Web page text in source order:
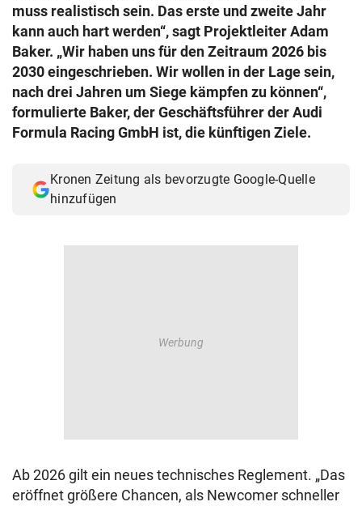
© Krone Multimedia GmbH & Co KG 2026
Muthgasse 2, 1190 Wien
muss realistisch sein. Das erste und zweite Jahr
kann auch hart werden“, sagt Projektleiter Adam
Baker. „Wir haben uns für den Zeitraum 2026 bis
2030 eingeschrieben. Wir wollen in der Lage sein,
nach drei Jahren um Siege kämpfen zu können“,
formulierte Baker, der Geschäftsführer der Audi
Formula Racing GmbH ist, die künftigen Ziele.
Kronen Zeitung als bevorzugte Google-Quelle
hinzufügen
Ab 2026 gilt ein neues technisches Reglement. „Das
eröffnet größere Chancen, als Newcomer schneller